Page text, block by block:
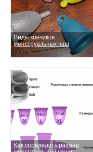
Виды кончиков
менструальных чаш
Как определить размер